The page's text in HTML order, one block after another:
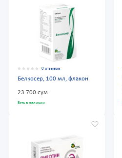
0 отзывов
Белкосер, 100 мл, флакон
23 700 сум
Есть в наличии